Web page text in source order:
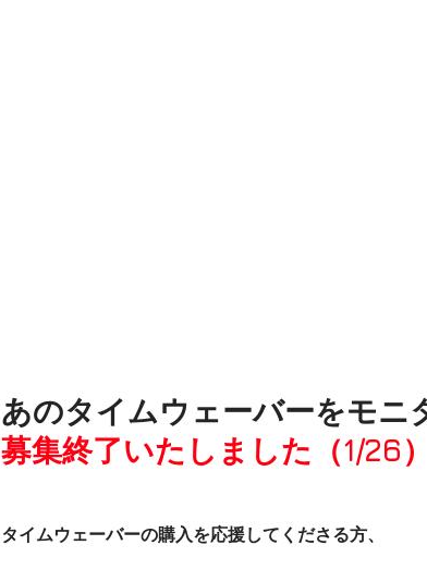
あのタイムウェーバーをモニ
募集終了いたしました（1/26）
タイムウェーバーの購入を応援してくださる方、